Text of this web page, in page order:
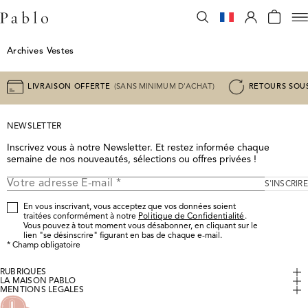
Archives Vestes
LIVRAISON OFFERTE (SANS MINIMUM D'ACHAT) RETOURS
NEWSLETTER
Inscrivez vous à notre Newsletter. Et restez informée chaque
semaine de nos nouveautés, sélections ou offres privées !
En vous inscrivant, vous acceptez que vos données soient
traitées conformément à notre Politique de Confidentialité .
Vous pouvez à tout moment vous désabonner, en cliquant sur le
lien "se désinscrire" figurant en bas de chaque e-mail.
S'INSCRIRE
* Champ obligatoire
RUBRIQUES
Mon Compte
Faire un retour
LA MAISON PABLO
Histoire & Savoir-Faire
MENTIONS LÉGALES
Mentions légales